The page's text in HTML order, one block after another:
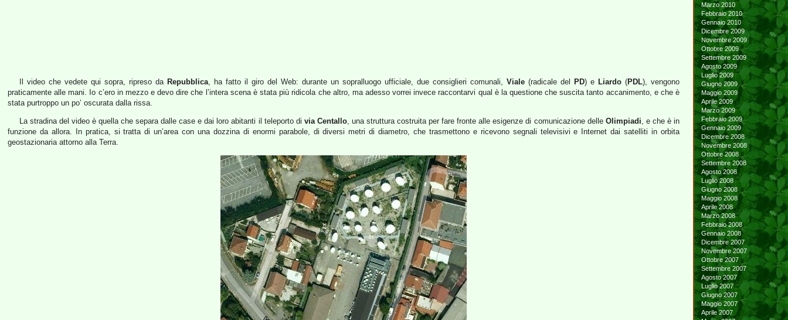
Il video che vedete qui sopra, ripreso da Repubblica, ha fatto il giro del Web: durante un sopralluogo ufficiale, due consiglieri comunali, Viale(radicale del PD) e Liardo (PDL), vengono
praticamente alle mani. Io c’ero in mezzo e devo dire che l’intera scena è stata più ridicola che altro, ma adesso vorrei invece raccontarvi qual è la questione che suscita tanto accanimento, e che è
stata purtroppo un po’ oscurata dalla rissa.
La stradina del video è quella che separa dalle case e dai loro abitanti il teleporto di via Centallo, una struttura costruita per fare fronte alle esigenze di comunicazione delle Olimpiadi, e che è in
funzione da allora. In pratica, si tratta di un’area con una dozzina di enormi parabole, di diversi metri di diametro, che trasmettono e ricevono segnali televisivi e Internet dai satelliti in orbita
geostazionaria attorno alla Terra.
Marzo 2010
Febbraio 2010
Gennaio 2010
Dicembre 2009
Novembre 2009
Ottobre 2009
Settembre 2009
Agosto 2009
Luglio 2009
Giugno 2009
Maggio 2009
Aprile 2009
Marzo 2009
Febbraio 2009
Gennaio 2009
Dicembre 2008
Novembre 2008
Ottobre 2008
Settembre 2008
Agosto 2008
Luglio 2008
Giugno 2008
Maggio 2008
Aprile 2008
Marzo 2008
Febbraio 2008
Gennaio 2008
Dicembre 2007
Novembre 2007
Ottobre 2007
Settembre 2007
Agosto 2007
Luglio 2007
Giugno 2007
Maggio 2007
Aprile 2007